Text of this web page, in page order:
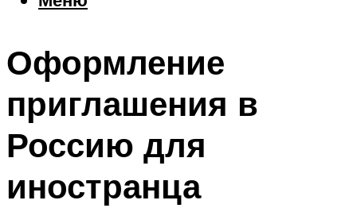
Шоппинг
Что посетить
Меню
Оформление
приглашения в
Россию для
иностранца